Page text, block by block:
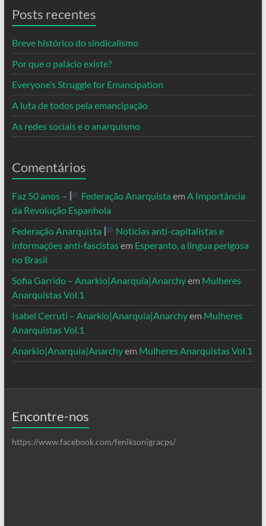
Posts recentes
Breve histórico do sindicalismo
Por que o palácio existe?
Everyone’s Struggle for Emancipation
A luta de todos pela emancipação
As redes sociais e o anarquismo
Comentários
Faz 50 anos – Federação Anarquista em A Importância
da Revolução Espanhola
Federação Anarquista
Notícias anti-capitalistas e
informações anti-fascistasem Esperanto, a língua perigosa
no Brasil
Sofia Garrido – Anarkio|Anarquia|Anarchyem Mulheres
Anarquistas Vol.1
Isabel Cerruti – Anarkio|Anarquia|Anarchyem Mulheres
Anarquistas Vol.1
Anarkio|Anarquia|Anarchyem Mulheres Anarquistas Vol.1
Encontre-nos
https://www.facebook.com/feniksonigracps/